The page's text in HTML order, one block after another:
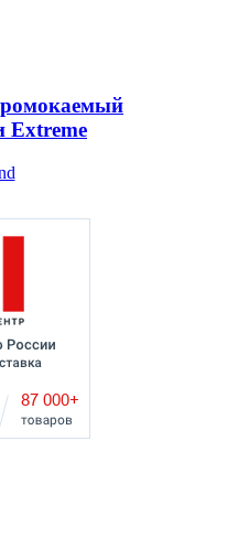
Extreme